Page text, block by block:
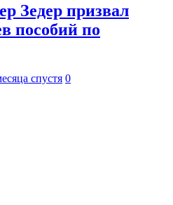
Зедер призвал
пособий по
спустя 0